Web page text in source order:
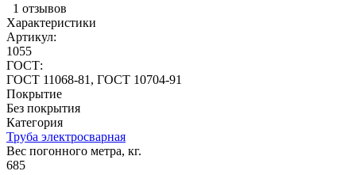
1 отзывов
Характеристики
Артикул:
1055
ГОСТ:
ГОСТ 11068-81, ГОСТ 10704-91
Покрытие
Без покрытия
Категория
Труба электросварная
Вес погонного метра, кг.
685